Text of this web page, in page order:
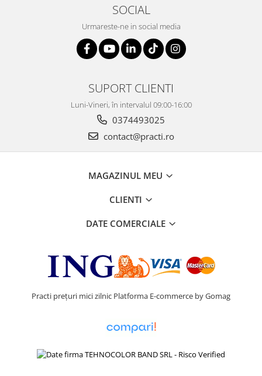
SOCIAL
Urmareste-ne in social media
SUPORT CLIENTI
Luni-Vineri, în intervalul 09:00-16:00
0374493025
contact@practi.ro
MAGAZINUL MEU
CLIENTI
DATE COMERCIALE
Practi prețuri mici zilnic Platforma E-commerce by Gomag